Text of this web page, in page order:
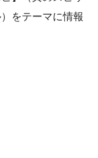
をテーマに情報